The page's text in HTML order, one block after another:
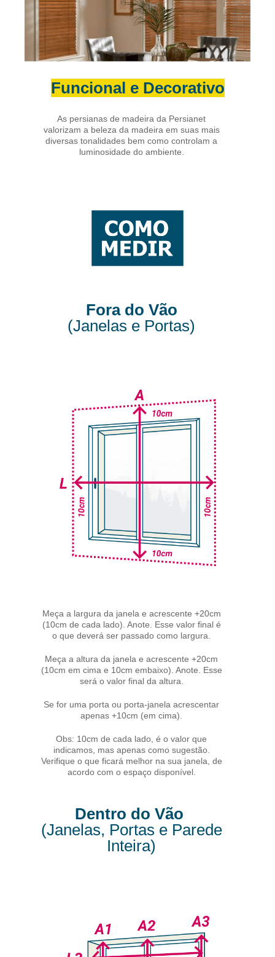
Funcional e Decorativo
As persianas de madeira da Persianet
valorizam a beleza da madeira em suas mais
diversas tonalidades bem como controlam a
luminosidade do ambiente.
Fora do Vão
(Janelas e Portas)
Meça a largura da janela e acrescente +20cm
(10cm de cada lado). Anote. Esse valor final é
o que deverá ser passado como largura.
Meça a altura da janela e acrescente +20cm
(10cm em cima e 10cm embaixo). Anote. Esse
será o valor final da altura.
Se for uma porta ou porta-janela acrescentar
apenas +10cm (em cima).
Obs: 10cm de cada lado, é o valor que
indicamos, mas apenas como sugestão.
Verifique o que ficará melhor na sua janela, de
acordo com o espaço disponível.
Dentro do Vão
(Janelas, Portas e Parede
Inteira)